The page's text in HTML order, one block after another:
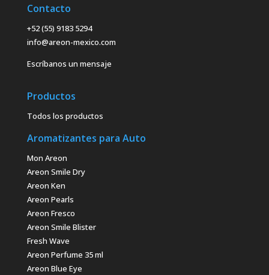
Contacto
+52 (55) 9183 5294
info@areon-mexico.com
Escríbanos un mensaje
Productos
Todos los productos
Aromatizantes para Auto
Mon Areon
Areon Smile Dry
Areon Ken
Areon Pearls
Areon Fresco
Areon Smile Blister
Fresh Wave
Areon Perfume 35 ml
Areon Blue Eye